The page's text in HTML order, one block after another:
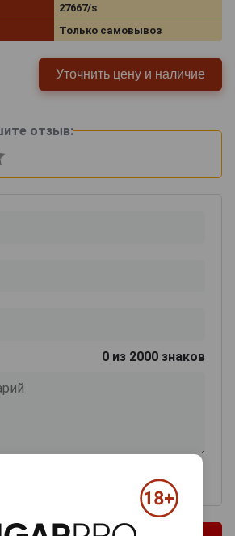
27667/s
Только самовывоз
Уточнить цену и наличие
отзыв:
0 из 2000 знаков